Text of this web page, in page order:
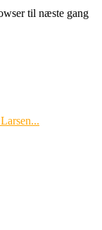
til næste gang